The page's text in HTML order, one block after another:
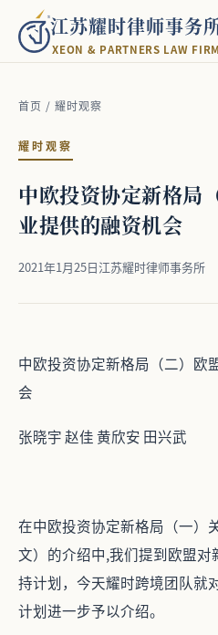
江苏耀时律师事务
XEON & PARTNERS LAW FIRM
首页 / 耀时观察
耀时观察
中欧投资协定新格局
业提供的融资机会
2021年1月25日江苏耀时律师事务所
中欧投资协定新格局（二）欧
会
张晓宇 赵佳 黄欣安 田兴武
在中欧投资协定新格局（一）
文）的介绍中,我们提到欧盟
持计划，今天耀时跨境团队就
计划进一步予以介绍。